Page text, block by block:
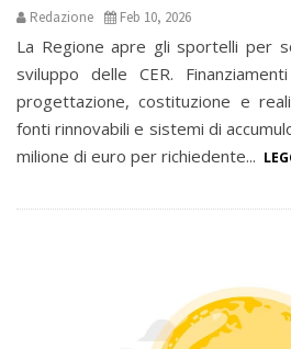
Redazione Feb 10, 2026
La Regione apre gli sportelli per
sviluppo delle CER.
progettazione, costituzione e
fonti rinnovabili e sistemi di
milione di euro per richiedente...